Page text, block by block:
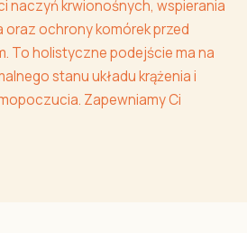
naczyń krwionośnych, wspierania
ochrony komórek przed
To holistyczne podejście ma na
stanu układu krążenia i
Zapewniamy Ci